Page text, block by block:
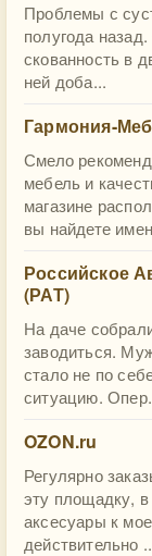
Проблемы с
полугода
скованность в
ней доба...
Гармония-
Смело
мебель и
магазине
вы найдете
Российское
(РАТ)
На даче
заводиться.
стало не по
ситуацию.
OZON.ru
Регулярно
эту площадку,
аксесуары к
действительно